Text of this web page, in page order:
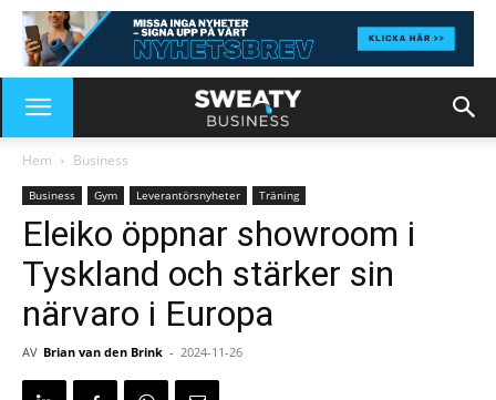
Hem Business
Business Gym Leverantörsnyheter Träning
Eleiko öppnar showroom i
Tyskland och stärker sin
närvaro i Europa
AV Brian van den Brink - 2024-11-26